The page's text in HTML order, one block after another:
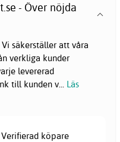
- Över nöjda
säkerställer att våra
verkliga kunder
levererad
till kunden v... Läs
köpare